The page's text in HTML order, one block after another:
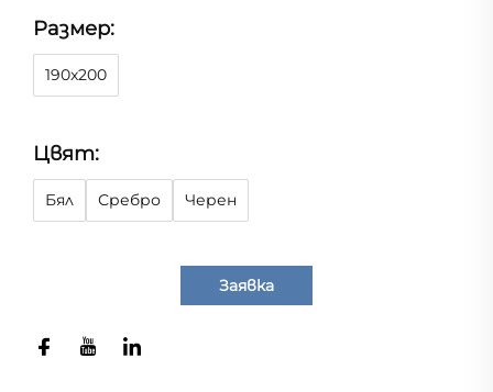
Размер:
190x200
Цвят:
Бял Сребро Черен
Заявка